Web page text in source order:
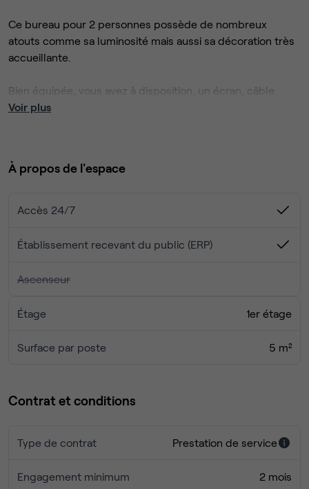
Ce bureau pour 2 personnes possède de nombreux
atouts comme sa luminosité mais aussi sa décoration très
accueillante.
Bien équipée, vous avez à disposition, un écran, câble
HDMI (adaptateur MAC non fourni) le wifi, paper board, une
Voir plus
À propos de l'espace
Accès 24/7
Établissement recevant du public (ERP)
Ascenseur
Étage 1er étage
Surface par poste 5 m²
Contrat et conditions
Type de contrat Prestation de service
Engagement minimum 2 mois